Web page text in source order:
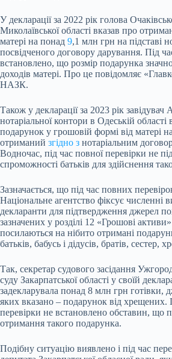
У декларації за 2022 рік голова
Миколаївської області вказав про
матері на понад 9,1 млн грн на підставі
посвідченого договору дарування. Під
встановлено, що розмір подарунка
доходів матері. Про це повідомляє
НАЗК.
Також у декларації за 2023 рік завідувач
нотаріальної контори в Одеській
подарунок у грошовій формі від матері
отриманий згідно з нотаріальним
Водночас, під час повної перевірки не
спроможності батьків для здійснення
Зазначається, що під час повних
Національне агентство фіксує численні
декларанти для підтвердження джерел
зазначених у розділі 12 «Грошові активи»
посилаються на нібито отримані
батьків, бабусь і дідусів, братів, сестер,
Так, секретар судового засідання
суду Закарпатської області у своїй
задекларувала понад 8 млн грн готівки,
яких вказано – подарунок від хрещених.
перевірки не встановлено обставин, що
отримання такого подарунка.
Подібну ситуацію виявлено і під час